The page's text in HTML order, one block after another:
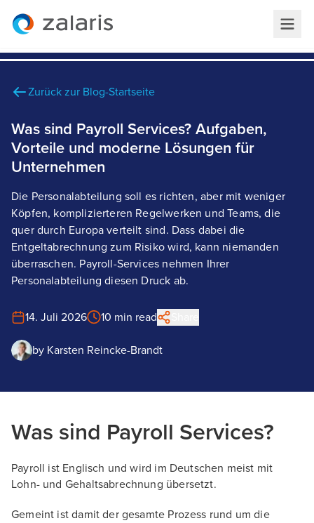
Zurück zur Blog-Startseite
Was sind Payroll Services? Aufgaben,
Vorteile und moderne Lösungen für
Unternehmen
Die Personalabteilung soll es richten, aber mit weniger
Köpfen, komplizierteren Regelwerken und Teams, die
quer durch Europa verteilt sind. Dass dabei die
Entgeltabrechnung zum Risiko wird, kann niemanden
überraschen. Payroll-Services nehmen Ihrer
Personalabteilung diesen Druck ab.
14. Juli 2026 10 min read
by Karsten Reincke-Brandt
Was sind Payroll Services?
Payroll ist Englisch und wird im Deutschen meist mit
Lohn- und Gehaltsabrechnung übersetzt.
Gemeint ist damit der gesamte Prozess rund um die